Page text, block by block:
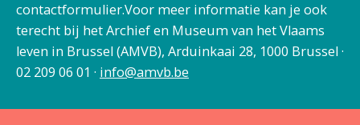
contactformulier.Voor meer informatie kan je ook
terecht bij het Archief en Museum van het Vlaams
leven in Brussel (AMVB), Arduinkaai 28, 1000 Brussel ·
02 209 06 01 · info@amvb.be